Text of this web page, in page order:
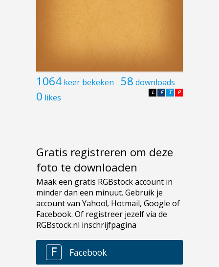
1064 keer bekeken 58 downloads
0 likes P
T
F
L
Gratis registreren om deze
foto te downloaden